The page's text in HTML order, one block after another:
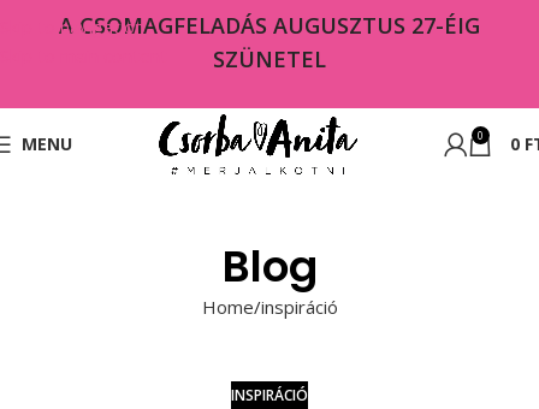
Skip to navigation
MENU 0 0
Blog
Home inspiráció
INSPIRÁCIÓ
A CSOMAGFELADÁS AUGUSZTUS 27-ÉIG
SZÜNETEL